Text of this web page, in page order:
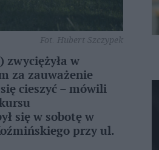
Fot. Hubert Szczypek
zwyciężyła w
za zauważenie
cieszyć – mówili
się w sobotę w
przy ul.